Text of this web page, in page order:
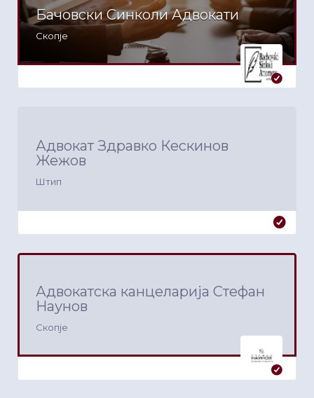
Бачовски Синколи Адвокати
Скопје
Адвокат Здравко Кескинов
Жежов
Штип
Адвокатска канцеларија Стефан
Наунов
Скопје